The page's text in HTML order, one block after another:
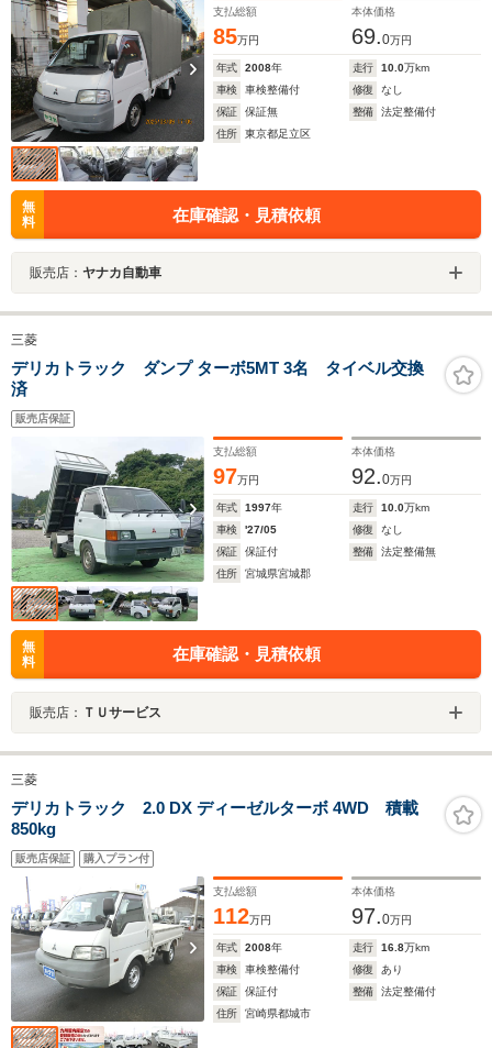
支払総額
85万円
本体価格
69.0万円
年式 2008年 走行 10.0万km
車検
車検整備付 修復
なし
保証
保証無 整備
法定整備付
住所
東京都足立区
無
料
在庫確認・見積依頼
販売店： ヤナカ自動車
三菱
デリカトラック ダンプ ターボ5MT 3名 タイベル交換
済
販売店保証
支払総額
97万円
本体価格
92.0万円
年式 1997年 走行 10.0万km
車検
'27/05 修復
なし
保証
保証付 整備
法定整備無
住所
宮城県宮城郡
無
料
在庫確認・見積依頼
販売店： ＴＵサービス
三菱
デリカトラック 2.0 DX ディーゼルターボ 4WD 積載
850kg
販売店保証 購入プラン付
支払総額
112万円
本体価格
97.0万円
年式 2008年 走行 16.8万km
車検
車検整備付 修復
あり
保証
保証付 整備
法定整備付
住所
宮崎県都城市